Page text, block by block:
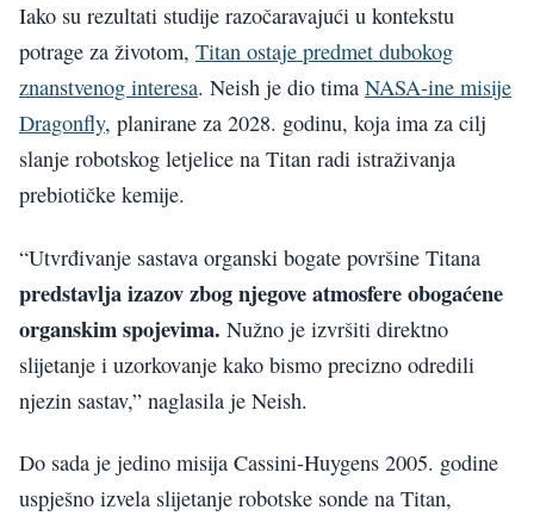
Iako su rezultati studije razočaravajući u kontekstu
potrage za životom, Titan ostaje predmet dubokog
znanstvenog interesa. Neish je dio tima NASA-ine misije
Dragonfly, planirane za 2028. godinu, koja ima za cilj
slanje robotskog letjelice na Titan radi istraživanja
prebiotičke kemije.
“Utvrđivanje sastava organski bogate površine Titana
predstavlja izazov zbog njegove atmosfere obogaćene
organskim spojevima. Nužno je izvršiti direktno
slijetanje i uzorkovanje kako bismo precizno odredili
njezin sastav,” naglasila je Neish.
Do sada je jedino misija Cassini-Huygens 2005. godine
uspješno izvela slijetanje robotske sonde na Titan,